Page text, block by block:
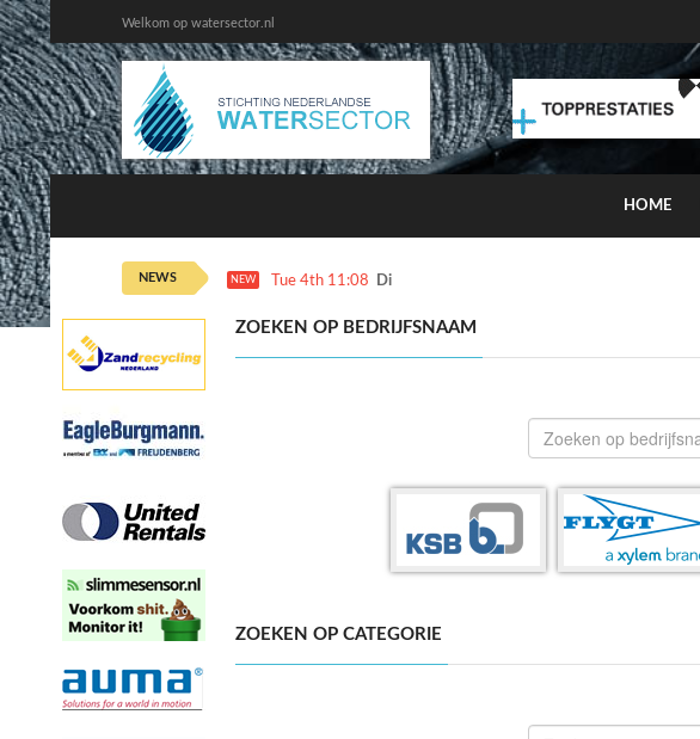
Welkom op watersector.nl
HOME
NEWS NEW Tue 4th 11:08 Dinsdag 4 augustus kans op smog door ozon
ZOEKEN OP BEDRIJFSNAAM
ZOEKEN OP CATEGORIE